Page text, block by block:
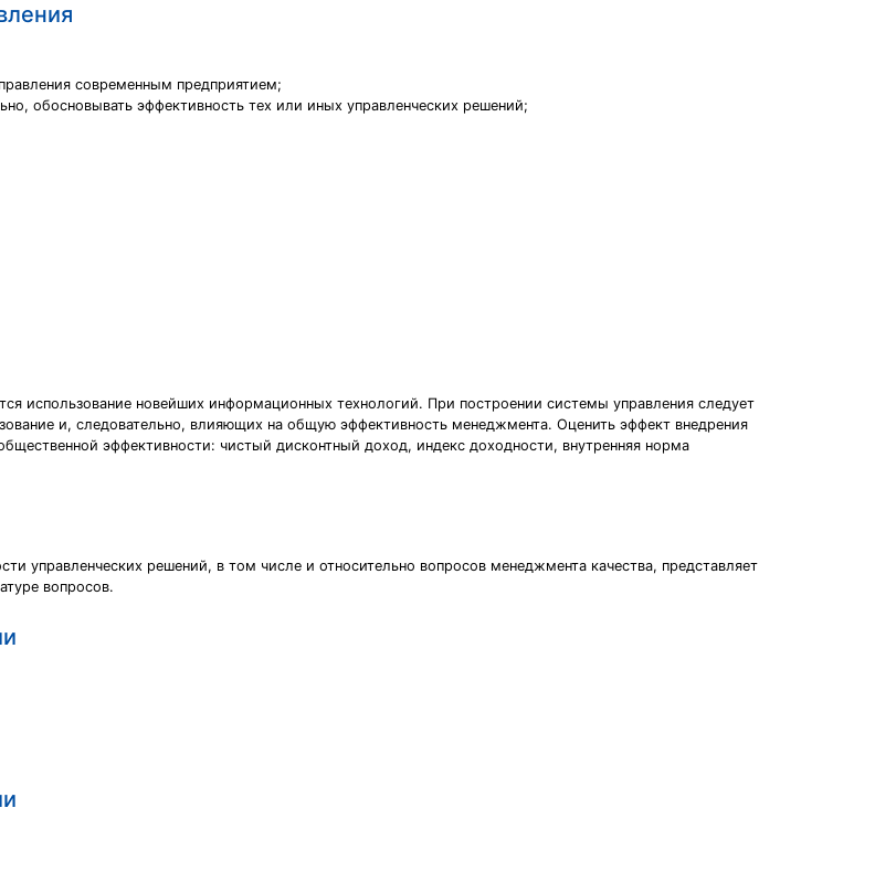
современным предприятием;
обосновывать эффективность тех или иных управленческих решений;
использование новейших информационных технологий. При построении системы управления следует
и, следовательно, влияющих на общую эффективность менеджмента. Оценить эффект внедрения
эффективности: чистый дисконтный доход, индекс доходности, внутренняя норма
управленческих решений, в том числе и относительно вопросов менеджмента качества, представляет
вопросов.